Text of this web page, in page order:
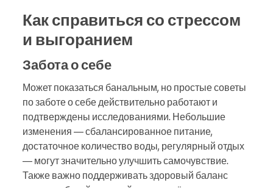
Как справиться со стрессом
и выгоранием
Забота о себе
Может показаться банальным, но простые советы
по заботе о себе действительно работают и
подтверждены исследованиями. Небольшие
изменения — сбалансированное питание,
достаточное количество воды, регулярный отдых
— могут значительно улучшить самочувствие.
Также важно поддерживать здоровый баланс